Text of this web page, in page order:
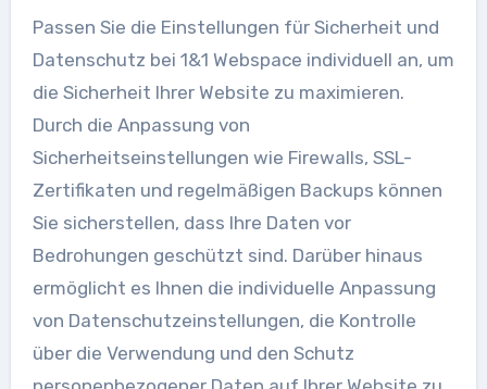
Passen Sie die Einstellungen für Sicherheit und
Datenschutz bei 1&1 Webspace individuell an, um
die Sicherheit Ihrer Website zu maximieren.
Durch die Anpassung von
Sicherheitseinstellungen wie Firewalls, SSL-
Zertifikaten und regelmäßigen Backups können
Sie sicherstellen, dass Ihre Daten vor
Bedrohungen geschützt sind. Darüber hinaus
ermöglicht es Ihnen die individuelle Anpassung
von Datenschutzeinstellungen, die Kontrolle
über die Verwendung und den Schutz